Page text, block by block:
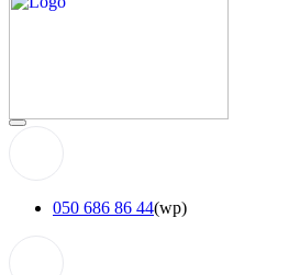
050 686 86 44(wp)